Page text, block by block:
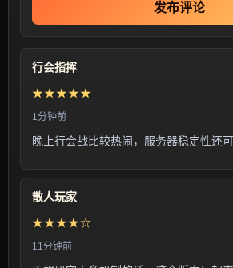
发布评论
行会指挥
★★★★★
1分钟前
晚上行会战比较热闹，服务器稳定性还可
散人玩家
★★★★☆
11分钟前